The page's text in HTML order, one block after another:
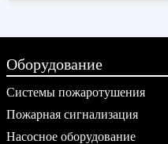
Оборудование
Системы пожаротушения
Пожарная сигнализация
Насосное оборудование